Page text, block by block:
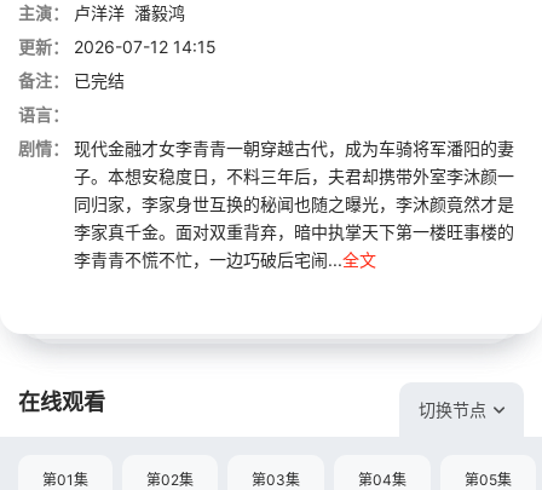
主演：
卢洋洋 潘毅鸿
更新：
2026-07-12 14:15
备注：
已完结
语言：
剧情：
现代金融才女李青青一朝穿越古代，成为车骑将军潘阳的妻
子。本想安稳度日，不料三年后，夫君却携带外室李沐颜一
同归家，李家身世互换的秘闻也随之曝光，李沐颜竟然才是
李家真千金。面对双重背弃，暗中执掌天下第一楼旺事楼的
李青青不慌不忙，一边巧破后宅闹...全文
在线观看 切换节点
第01集 第02集 第03集 第04集 第05集